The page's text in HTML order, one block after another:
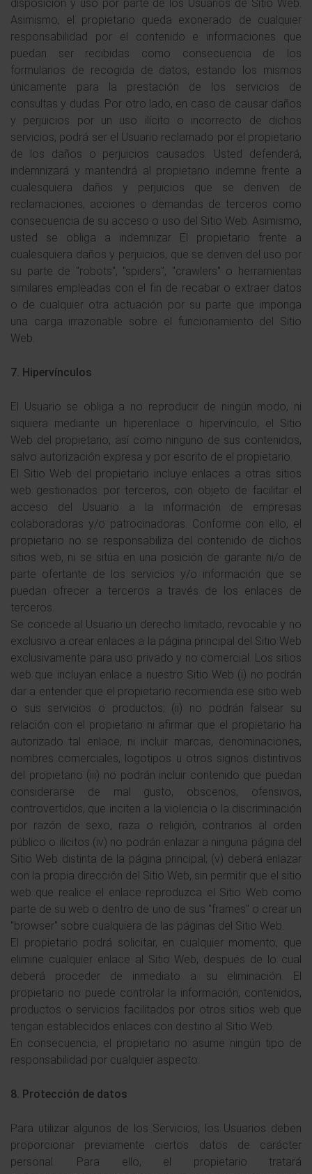
disposición y uso por parte de los Usuarios de Sitio Web.
Asimismo, el propietario queda exonerado de cualquier
responsabilidad por el contenido e informaciones que
puedan ser recibidas como consecuencia de los
formularios de recogida de datos, estando los mismos
únicamente para la prestación de los servicios de
consultas y dudas. Por otro lado, en caso de causar daños
y perjuicios por un uso ilícito o incorrecto de dichos
servicios, podrá ser el Usuario reclamado por el propietario
de los daños o perjuicios causados. Usted defenderá,
indemnizará y mantendrá al propietario indemne frente a
cualesquiera daños y perjuicios que se deriven de
reclamaciones, acciones o demandas de terceros como
consecuencia de su acceso o uso del Sitio Web. Asimismo,
usted se obliga a indemnizar El propietario frente a
cualesquiera daños y perjuicios, que se deriven del uso por
su parte de "robots", "spiders", "crawlers" o herramientas
similares empleadas con el fin de recabar o extraer datos
o de cualquier otra actuación por su parte que imponga
una carga irrazonable sobre el funcionamiento del Sitio
Web.
7. Hipervínculos
El Usuario se obliga a no reproducir de ningún modo, ni
siquiera mediante un hiperenlace o hipervínculo, el Sitio
Web del propietario, así como ninguno de sus contenidos,
salvo autorización expresa y por escrito de el propietario.
El Sitio Web del propietario incluye enlaces a otras sitios
web gestionados por terceros, con objeto de facilitar el
acceso del Usuario a la información de empresas
colaboradoras y/o patrocinadoras. Conforme con ello, el
propietario no se responsabiliza del contenido de dichos
sitios web, ni se sitúa en una posición de garante ni/o de
parte ofertante de los servicios y/o información que se
puedan ofrecer a terceros a través de los enlaces de
terceros.
Se concede al Usuario un derecho limitado, revocable y no
exclusivo a crear enlaces a la página principal del Sitio Web
exclusivamente para uso privado y no comercial. Los sitios
web que incluyan enlace a nuestro Sitio Web (i) no podrán
dar a entender que el propietario recomienda ese sitio web
o sus servicios o productos; (ii) no podrán falsear su
relación con el propietario ni afirmar que el propietario ha
autorizado tal enlace, ni incluir marcas, denominaciones,
nombres comerciales, logotipos u otros signos distintivos
del propietario (iii) no podrán incluir contenido que puedan
considerarse de mal gusto, obscenos, ofensivos,
controvertidos, que inciten a la violencia o la discriminación
por razón de sexo, raza o religión, contrarios al orden
público o ilícitos (iv) no podrán enlazar a ninguna página del
Sitio Web distinta de la página principal; (v) deberá enlazar
con la propia dirección del Sitio Web, sin permitir que el sitio
web que realice el enlace reproduzca el Sitio Web como
parte de su web o dentro de uno de sus "frames" o crear un
"browser" sobre cualquiera de las páginas del Sitio Web.
El propietario podrá solicitar, en cualquier momento, que
elimine cualquier enlace al Sitio Web, después de lo cual
deberá proceder de inmediato a su eliminación. El
propietario no puede controlar la información, contenidos,
productos o servicios facilitados por otros sitios web que
tengan establecidos enlaces con destino al Sitio Web.
En consecuencia, el propietario no asume ningún tipo de
responsabilidad por cualquier aspecto.
8. Protección de datos
Para utilizar algunos de los Servicios, los Usuarios deben
proporcionar previamente ciertos datos de carácter
personal. Para ello, el propietario tratará